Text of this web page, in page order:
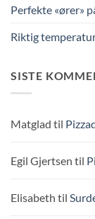
Perfekte «ører»
Riktig
SISTE
Matglad til
Egil Gjertsen til
Elisabeth til